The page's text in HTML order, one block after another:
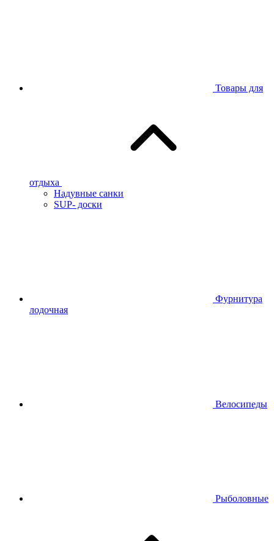
Товары для
отдыха
Надувные санки
SUP- доски
Фурнитура
лодочная
Велосипеды
Рыболовные